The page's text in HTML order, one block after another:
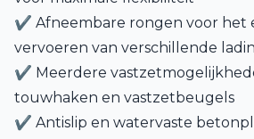
✔ Afneembare rongen voor het
vervoeren van verschillende
✔ Meerdere
touwhaken en vastzetbeugels
✔ Antislip en watervaste